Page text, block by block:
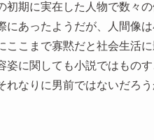
初期に実在した人物で数々
にあったようだが、人間像
ここまで寡黙だと社会生活
姿に関しても小説ではもの
れなりに男前ではないだろ